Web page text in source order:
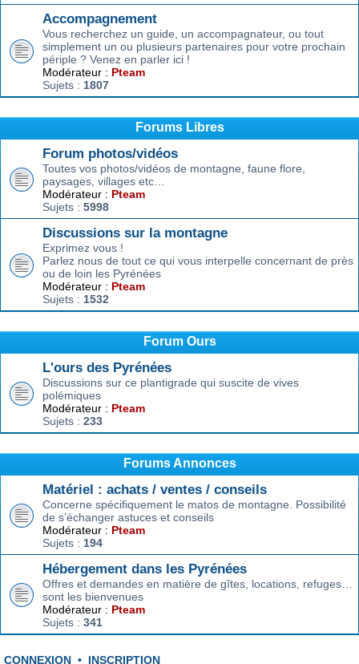
Accompagnement
Vous recherchez un guide, un accompagnateur, ou tout
simplement un ou plusieurs partenaires pour votre prochain
périple ? Venez en parler ici !
Modérateur : Pteam
Sujets : 1807
Forums Libres
Forum photos/vidéos
Toutes vos photos/vidéos de montagne, faune flore,
paysages, villages etc…
Modérateur : Pteam
Sujets : 5998
Discussions sur la montagne
Exprimez vous !
Parlez nous de tout ce qui vous interpelle concernant de près
ou de loin les Pyrénées
Modérateur : Pteam
Sujets : 1532
Forum Ours
L'ours des Pyrénées
Discussions sur ce plantigrade qui suscite de vives
polémiques
Modérateur : Pteam
Sujets : 233
Forums Annonces
Matériel : achats / ventes / conseils
Concerne spécifiquement le matos de montagne. Possibilité
de s’échanger astuces et conseils
Modérateur : Pteam
Sujets : 194
Hébergement dans les Pyrénées
Offres et demandes en matière de gîtes, locations, refuges…
sont les bienvenues
Modérateur : Pteam
Sujets : 341
CONNEXION • INSCRIPTION